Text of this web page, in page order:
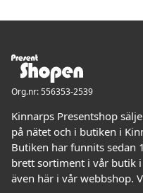
Org.nr: 556353-2539
Kinnarps Presentshop
på nätet och i butiken i
Butiken har funnits sedan
brett sortiment i vår butik
även här i vår webbshop.